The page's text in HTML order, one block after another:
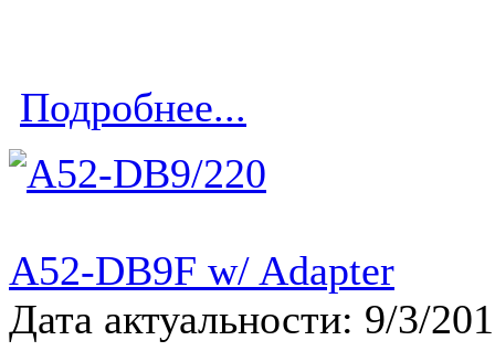
Подробнее...
A52-DB9F w/ Adapter
Дата актуальности: 9/3/